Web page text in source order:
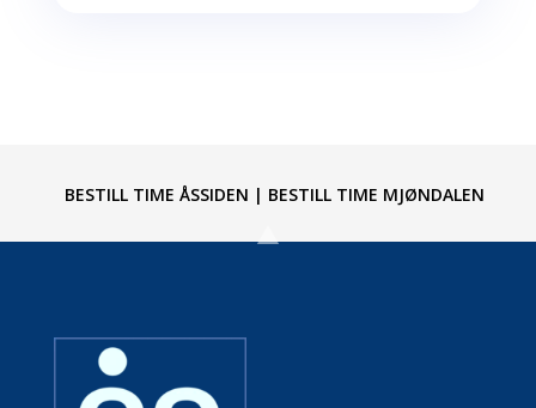
BESTILL TIME ÅSSIDEN | BESTILL TIME MJØNDALEN